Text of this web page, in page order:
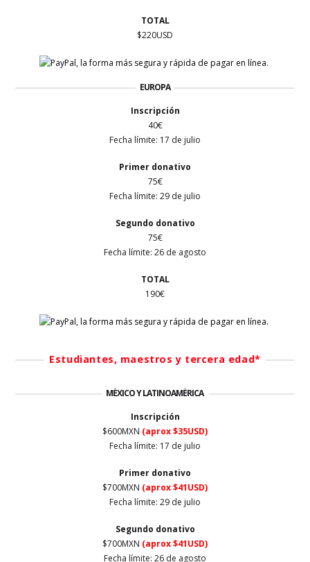
TOTAL
$220USD
EUROPA
Inscripción
40€
Fecha límite: 17 de julio
Primer donativo
75€
Fecha límite: 29 de julio
Segundo donativo
75€
Fecha límite: 26 de agosto
TOTAL
190€
Estudiantes, maestros y tercera edad*
MÉXICO Y LATINOAMÉRICA
Inscripción
$600MXN (aprox $35USD)
Fecha límite: 17 de julio
Primer donativo
$700MXN (aprox $41USD)
Fecha límite: 29 de julio
Segundo donativo
$700MXN (aprox $41USD)
Fecha límite: 26 de agosto